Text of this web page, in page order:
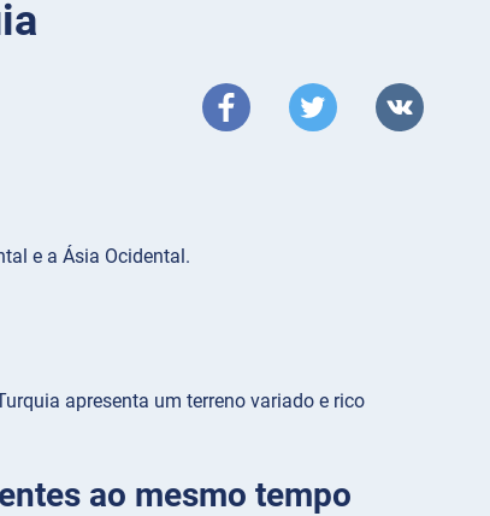
e a Ásia Ocidental.
apresenta um terreno variado e rico
ao mesmo tempo